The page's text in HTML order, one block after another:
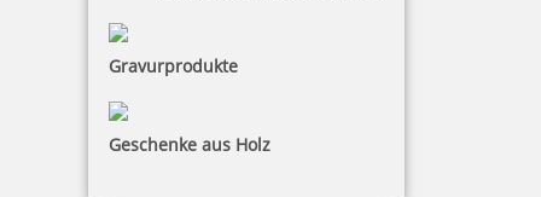
Gravurprodukte
Geschenke aus Holz
KONTAKT
Witte Vertriebs GmbH